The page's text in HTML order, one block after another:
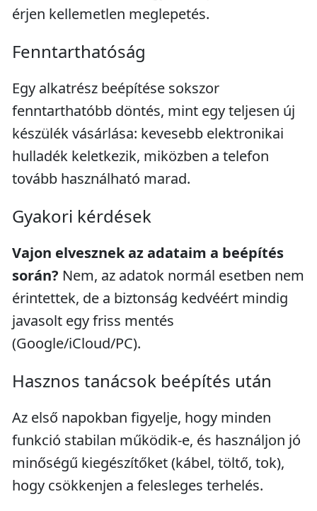
érjen kellemetlen meglepetés.
Fenntarthatóság
Egy alkatrész beépítése sokszor
fenntarthatóbb döntés, mint egy teljesen új
készülék vásárlása: kevesebb elektronikai
hulladék keletkezik, miközben a telefon
tovább használható marad.
Gyakori kérdések
Vajon elvesznek az adataim a beépítés
során? Nem, az adatok normál esetben nem
érintettek, de a biztonság kedvéért mindig
javasolt egy friss mentés
(Google/iCloud/PC).
Hasznos tanácsok beépítés után
Az első napokban figyelje, hogy minden
funkció stabilan működik-e, és használjon jó
minőségű kiegészítőket (kábel, töltő, tok),
hogy csökkenjen a felesleges terhelés.